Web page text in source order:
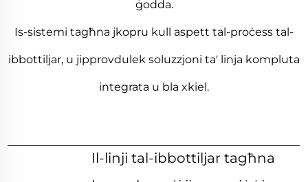
ġodda.
Is-sistemi tagħna jkopru kull aspett tal-proċess tal-
ibbottiljar, u jipprovdulek soluzzjoni ta' linja kompluta
integrata u bla xkiel.
Il-linji tal-ibbottiljar tagħna